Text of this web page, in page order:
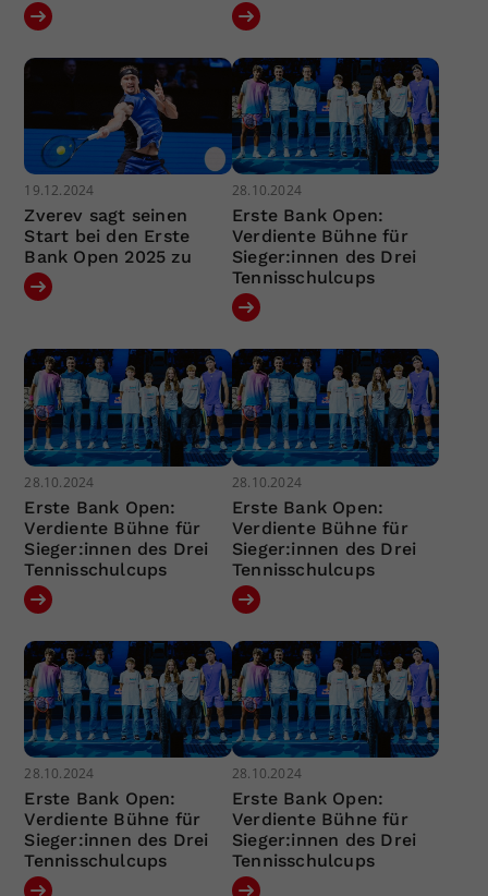
19.12.2024
Zverev sagt seinen
Start bei den Erste
Bank Open 2025 zu
28.10.2024
Erste Bank Open:
Verdiente Bühne für
Sieger:innen des Drei
Tennisschulcups
28.10.2024
Erste Bank Open:
Verdiente Bühne für
Sieger:innen des Drei
Tennisschulcups
28.10.2024
Erste Bank Open:
Verdiente Bühne für
Sieger:innen des Drei
Tennisschulcups
28.10.2024
Erste Bank Open:
Verdiente Bühne für
Sieger:innen des Drei
Tennisschulcups
28.10.2024
Erste Bank Open:
Verdiente Bühne für
Sieger:innen des Drei
Tennisschulcups